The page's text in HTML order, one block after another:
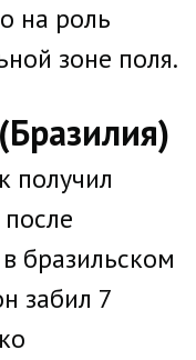
на роль
зоне поля.
получил
бразильском
забил 7